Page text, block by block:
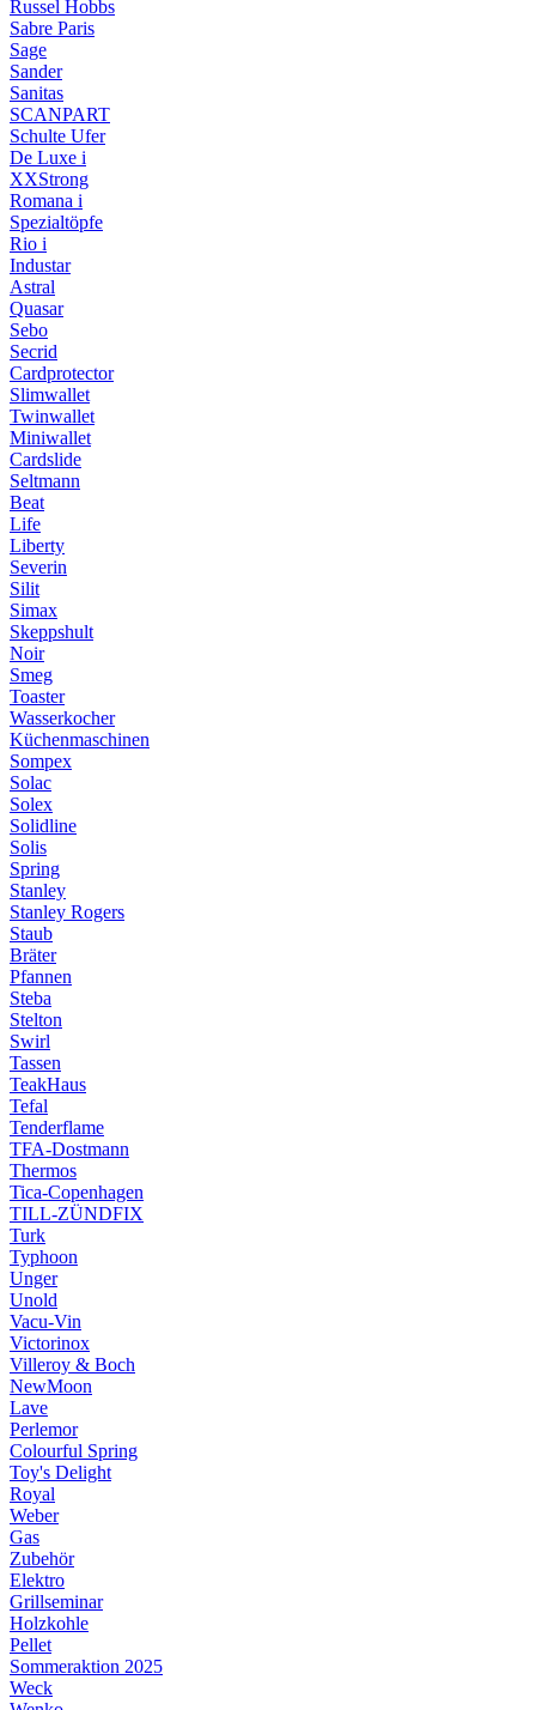
Russel Hobbs
Sabre Paris
Sage
Sander
Sanitas
SCANPART
Schulte Ufer
De Luxe i
XXStrong
Romana i
Spezialtöpfe
Rio i
Industar
Astral
Quasar
Sebo
Secrid
Cardprotector
Slimwallet
Twinwallet
Miniwallet
Cardslide
Seltmann
Beat
Life
Liberty
Severin
Silit
Simax
Skeppshult
Noir
Smeg
Toaster
Wasserkocher
Küchenmaschinen
Sompex
Solac
Solex
Solidline
Solis
Spring
Stanley
Stanley Rogers
Staub
Bräter
Pfannen
Steba
Stelton
Swirl
Tassen
TeakHaus
Tefal
Tenderflame
TFA-Dostmann
Thermos
Tica-Copenhagen
TILL-ZÜNDFIX
Turk
Typhoon
Unger
Unold
Vacu-Vin
Victorinox
Villeroy & Boch
NewMoon
Lave
Perlemor
Colourful Spring
Toy's Delight
Royal
Weber
Gas
Zubehör
Elektro
Grillseminar
Holzkohle
Pellet
Sommeraktion 2025
Weck